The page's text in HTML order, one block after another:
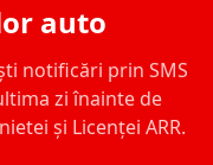
auto
notificări prin SMS
zi înainte de
și Licenței ARR.